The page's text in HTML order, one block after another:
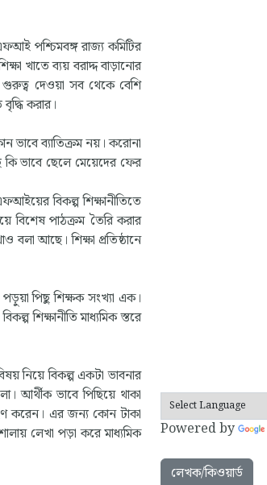
পশ্চিমবঙ্গ রাজ্য কমিটির
খাতে ব্যয় বরাদ্দ বাড়ানোর
গুরুত্ব দেওয়া সব থেকে বেশি
করার।
ভাবে ব্যাতিক্রম নয়। করোনা
ভাবে ছেলে মেয়েদের ফের
বিকল্প শিক্ষানীতিতে
বিশেষ পাঠক্রম তৈরি করার
বলা আছে। শিক্ষা প্রতিষ্ঠানে
পিছু শিক্ষক সংখ্যা এক।
শিক্ষানীতি মাধ্যমিক স্তরে
নিয়ে বিকল্প একটা ভাবনার
আর্থীক ভাবে পিছিয়ে থাকা
করেন। এর জন্য কোন টাকা
লেখা পড়া করে মাধ্যমিক
Powered by
লেখক/কিওয়ার্ড